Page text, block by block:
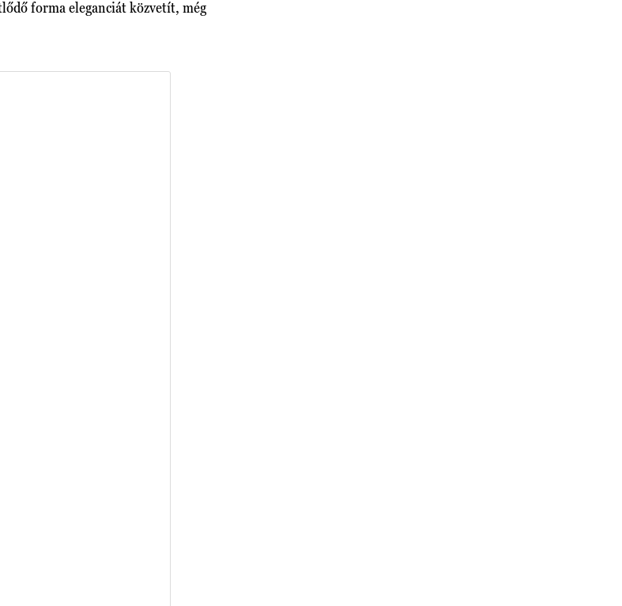
forma eleganciát közvetít, még